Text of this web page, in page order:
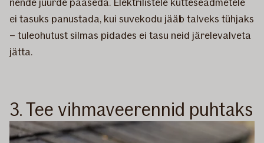
ei tasuks panustada, kui suvekodu jääb talveks tühjaks
– tuleohutust silmas pidades ei tasu neid järelevalveta
jätta.
3. Tee vihmaveerennid puhtaks